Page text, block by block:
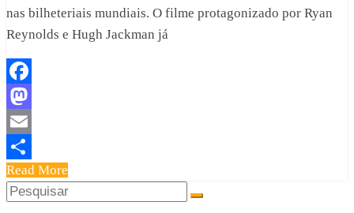
nas bilheteriais mundiais. O filme protagonizado por Ryan
Reynolds e Hugh Jackman já
Facebook
Mastodon
Email
Share
Read More